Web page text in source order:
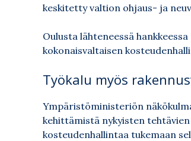
keskitetty valtion ohjaus- ja
Oulusta lähteneessä
kokonaisvaltaisen
Työkalu myös
Ympäristöministeriön
kehittämistä nykyisten
kosteudenhallintaa tukemaan